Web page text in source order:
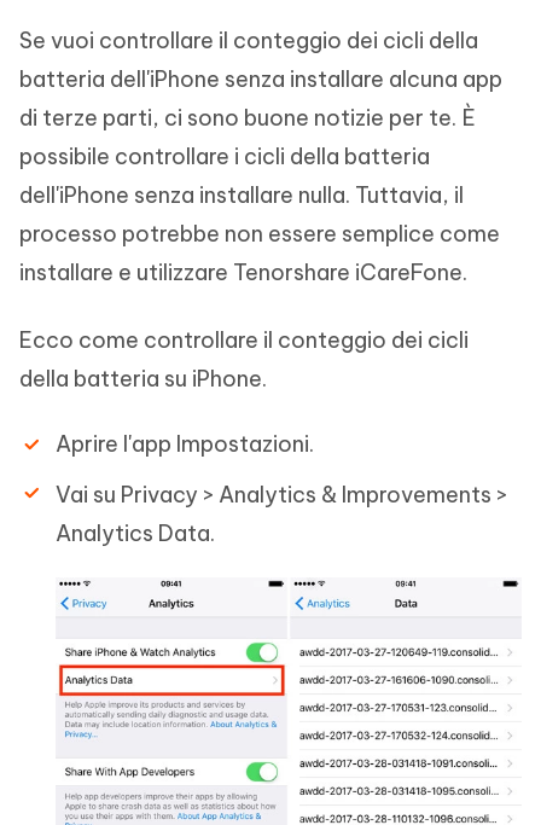
Se vuoi controllare il conteggio dei cicli della
batteria dell'iPhone senza installare alcuna app
di terze parti, ci sono buone notizie per te. È
possibile controllare i cicli della batteria
dell'iPhone senza installare nulla. Tuttavia, il
processo potrebbe non essere semplice come
installare e utilizzare Tenorshare iCareFone.
Ecco come controllare il conteggio dei cicli
della batteria su iPhone.
Aprire l'app Impostazioni.
Vai su Privacy > Analytics & Improvements >
Analytics Data.